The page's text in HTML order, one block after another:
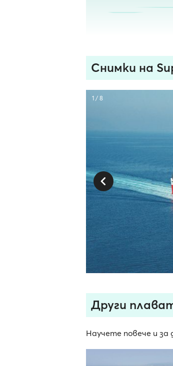
Снимки на
1 / 8
Други
Научете повече и за